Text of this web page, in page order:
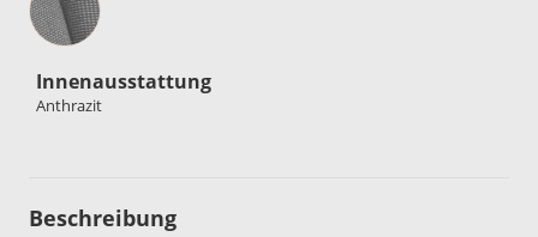
Innenausstattung
Anthrazit
Beschreibung